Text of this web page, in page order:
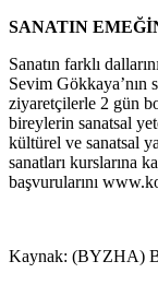
SANATIN
Sanatın farklı
Sevim Gökkaya’nın
ziyaretçilerle 2 gün
bireylerin sanatsal
kültürel ve sanatsal
sanatları kurslarına
başvurularını
Kaynak: (BYZHA)